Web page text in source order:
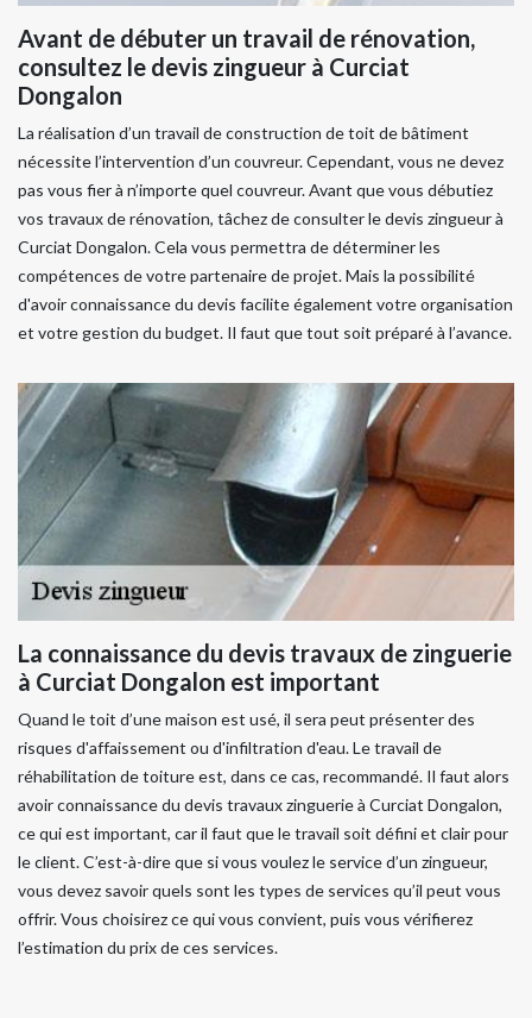
Avant de débuter un travail de rénovation,
consultez le devis zingueur à Curciat
Dongalon
La réalisation d’un travail de construction de toit de bâtiment
nécessite l’intervention d’un couvreur. Cependant, vous ne devez
pas vous fier à n’importe quel couvreur. Avant que vous débutiez
vos travaux de rénovation, tâchez de consulter le devis zingueur à
Curciat Dongalon. Cela vous permettra de déterminer les
compétences de votre partenaire de projet. Mais la possibilité
d'avoir connaissance du devis facilite également votre organisation
et votre gestion du budget. Il faut que tout soit préparé à l’avance.
La connaissance du devis travaux de zinguerie
à Curciat Dongalon est important
Quand le toit d’une maison est usé, il sera peut présenter des
risques d'affaissement ou d'infiltration d'eau. Le travail de
réhabilitation de toiture est, dans ce cas, recommandé. Il faut alors
avoir connaissance du devis travaux zinguerie à Curciat Dongalon,
ce qui est important, car il faut que le travail soit défini et clair pour
le client. C’est-à-dire que si vous voulez le service d’un zingueur,
vous devez savoir quels sont les types de services qu’il peut vous
offrir. Vous choisirez ce qui vous convient, puis vous vérifierez
l’estimation du prix de ces services.